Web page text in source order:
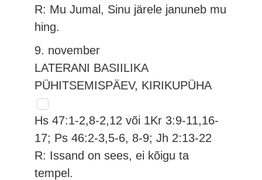
R: Mu Jumal, Sinu järele januneb mu
hing.
9. november
LATERANI BASIILIKA
PÜHITSEMISPÄEV, KIRIKUPÜHA
Hs 47:1-2,8-2,12 või 1Kr 3:9-11,16-
17; Ps 46:2-3,5-6, 8-9; Jh 2:13-22
R: Issand on sees, ei kõigu ta
tempel.